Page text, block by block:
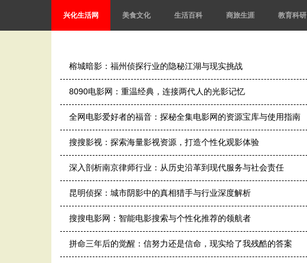
兴化生活网 美食文化 生活百科 商旅生涯 教育科研
榕城暗影：福州侦探行业的隐秘江湖与现实挑战
8090电影网：重温经典，连接两代人的光影记忆
全网电影爱好者的福音：探秘全集电影网的资源宝库与使用指南
搜搜影视：探索海量影视资源，打造个性化观影体验
深入剖析南京律师行业：从历史沿革到现代服务与社会责任
昆明侦探：城市阴影中的真相猎手与行业深度解析
搜搜电影网：智能电影搜索与个性化推荐的领航者
拼命三年后的觉醒：信努力还是信命，现实给了我残酷的答案